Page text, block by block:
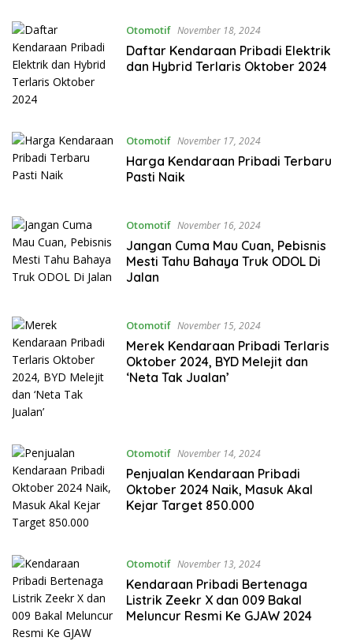
Otomotif November 18, 2024
Daftar Kendaraan Pribadi Elektrik
dan Hybrid Terlaris Oktober 2024
Otomotif November 17, 2024
Harga Kendaraan Pribadi Terbaru
Pasti Naik
Otomotif November 16, 2024
Jangan Cuma Mau Cuan, Pebisnis
Mesti Tahu Bahaya Truk ODOL Di
Jalan
Otomotif November 15, 2024
Merek Kendaraan Pribadi Terlaris
Oktober 2024, BYD Melejit dan
‘Neta Tak Jualan’
Otomotif November 14, 2024
Penjualan Kendaraan Pribadi
Oktober 2024 Naik, Masuk Akal
Kejar Target 850.000
Otomotif November 13, 2024
Kendaraan Pribadi Bertenaga
Listrik Zeekr X dan 009 Bakal
Meluncur Resmi Ke GJAW 2024